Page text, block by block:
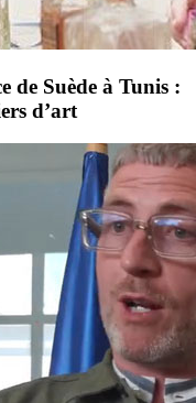
de Suède à Tunis :
d’art